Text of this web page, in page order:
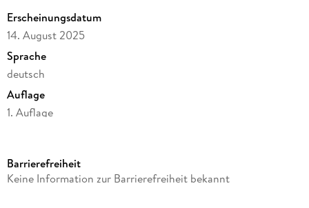
Erscheinungsdatum
14. August 2025
Sprache
deutsch
Auflage
1. Auflage
Reihe
Barrierefreiheit
Keine Information zur Barrierefreiheit bekannt